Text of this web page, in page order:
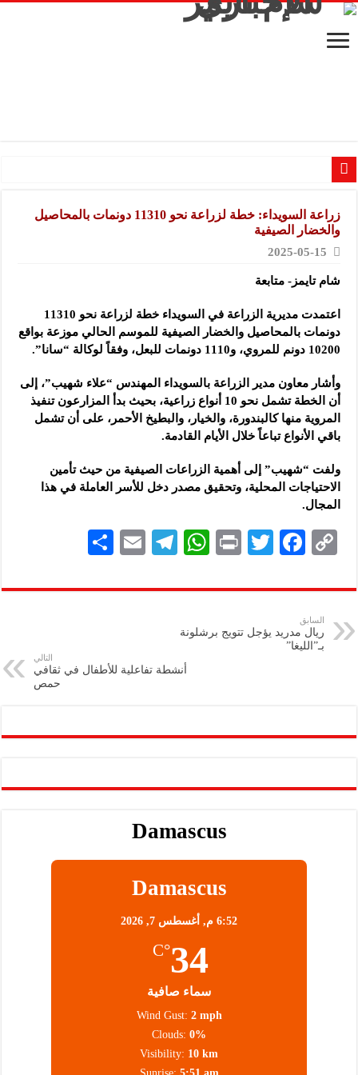
شركة “أوبيكو” للبلاستيك: نهدف لتعزيز حضورنا في السوق السوري وجذب عملاء
مشروع “رونق مهنا”: المعارض فرصة لتعريف المستهلك بالمنتجات المحلية ودعم
مجموعة “عمر الطيب القابضة”: المعرض يشكل فرصة للقاء أصحاب الاختصاص
موقع “نيوز بيردز”: مشاركتنا في المعرض تهدف إلى الترويج للموقع وتعزيز حضوره
شركة “قمم الجودة للمعدات الصناعية”: شاركنا بالمعرض لدعم مرحلة إعادة
زراعة السويداء: خطة لزراعة نحو 11310 دونمات بالمحاصيل
والخضار الصيفية
2025-05-15
شام تايمز- متابعة
اعتمدت مديرية الزراعة في السويداء خطة لزراعة نحو 11310
دونمات بالمحاصيل والخضار الصيفية للموسم الحالي موزعة بواقع
10200 دونم للمروي، و1110 دونمات للبعل، وفقاً لوكالة “سانا”.
وأشار معاون مدير الزراعة بالسويداء المهندس “علاء شهيب”، إلى
أن الخطة تشمل نحو 10 أنواع زراعية، بحيث بدأ المزارعون تنفيذ
المروية منها كالبندورة، والخيار، والبطيخ الأحمر، على أن تشمل
باقي الأنواع تباعاً خلال الأيام القادمة.
ولفت “شهيب” إلى أهمية الزراعات الصيفية من حيث تأمين
الاحتياجات المحلية، وتحقيق مصدر دخل للأسر العاملة في هذا
المجال.
C
p
y
Li
F
eb
k
T
tt
P
nt
W
at
A
p
Te
gr
E
ai
ar
السابق
ريال مدريد يؤجل تتويج برشلونة
بـ”الليغا”
التالي
أنشطة تفاعلية للأطفال في ثقافي
حمص
Damascus
Damascus
6:52 م, أغسطس 7, 2026
34
°C
سماء صافية
Wind Gust: 2 mph
Clouds: 0%
Visibility: 10 km